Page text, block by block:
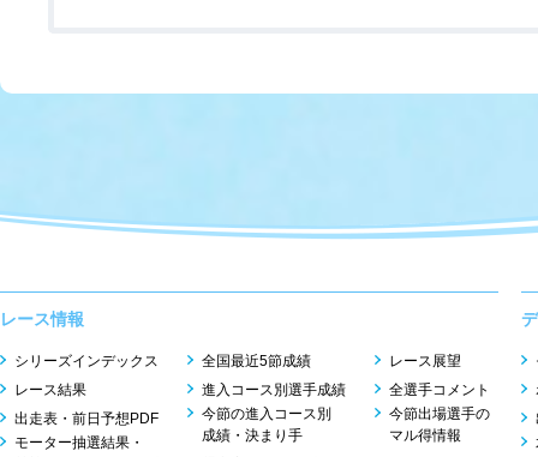
レース情報
シリーズインデックス
レース結果
出走表・前日予想PDF
モーター抽選結果・
全国最近5節成績
進入コース別選手成績
今節の進入コース別
成績・決まり手
レース展望
全選手コメント
今節出場選手の
マル得情報